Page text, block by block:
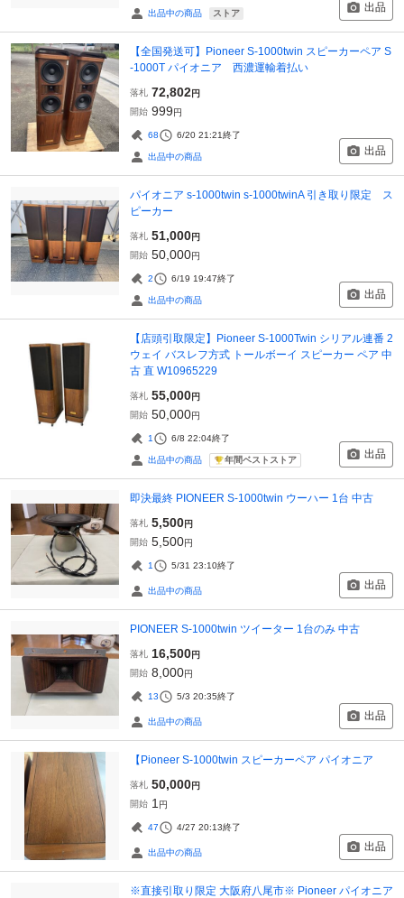
出品中の商品 ストア 出品
【全国発送可】Pioneer S-1000twin スピーカーペア S
-1000T パイオニア 西濃運輸着払い
落札 72,802円
開始 999円
68 6/20 21:21終了
出品中の商品 出品
パイオニア s-1000twin s-1000twinA 引き取り限定 ス
ピーカー
落札 51,000円
開始 50,000円
2 6/19 19:47終了
出品中の商品 出品
【店頭引取限定】Pioneer S-1000Twin シリアル連番 2
ウェイ バスレフ方式 トールボーイ スピーカー ペア 中
古 直 W10965229
落札 55,000円
開始 50,000円
1 6/8 22:04終了
出品中の商品 年間ベストストア 出品
即決最終 PIONEER S-1000twin ウーハー 1台 中古
落札 5,500円
開始 5,500円
1 5/31 23:10終了
出品中の商品 出品
PIONEER S-1000twin ツイーター 1台のみ 中古
落札 16,500円
開始 8,000円
13 5/3 20:35終了
出品中の商品 出品
【Pioneer S-1000twin スピーカーペア パイオニア
落札 50,000円
開始 1 円
47 4/27 20:13終了
出品中の商品 出品
※直接引取り限定 大阪府八尾市※ Pioneer パイオニア